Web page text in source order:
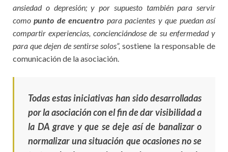
ansiedad o depresión; y por supuesto también para servir
comopunto de encuentro para pacientes y que puedan así
compartir experiencias, concienciándose de su enfermedad y
para que dejen de sentirse solos”,sostiene la responsable de
comunicación de la asociación.
Todas estas iniciativas han sido desarrolladas
por la asociación con el fin de dar visibilidad a
la DA grave y que se deje así de banalizar o
normalizar una situación que ocasiones no se